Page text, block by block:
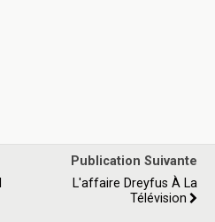
Publication Suivante
L'affaire Dreyfus À La
Télévision